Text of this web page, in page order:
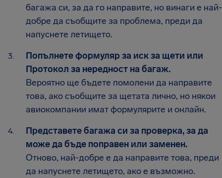
багажа си, за да го направите, но винаги е най-
добре да съобщите за проблема, преди да
напуснете летището.
Попълнете формуляр за иск за щети или
Протокол за нередност на багаж.
Вероятно ще бъдете помолени да направите
това, ако съобщите за щетата лично, но някои
авиокомпании имат формулярите и онлайн.
Представете багажа си за проверка, за да
може да бъде поправен или заменен.
Отново, най-добре е да направите това, преди
да напуснете летището, ако е възможно.